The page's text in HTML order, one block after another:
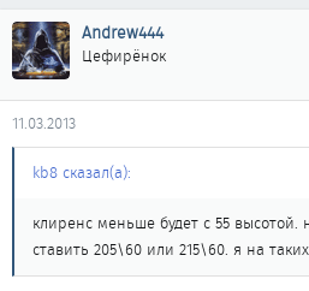
Andrew444
Цефирёнок
11.03.2013
kb8 сказал(а):
клиренс меньше будет с 55 высотой.
ставить 205\60 или 215\60. я на